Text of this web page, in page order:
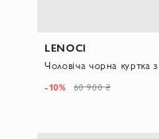
LENOCI
-10% 60 900 ₴